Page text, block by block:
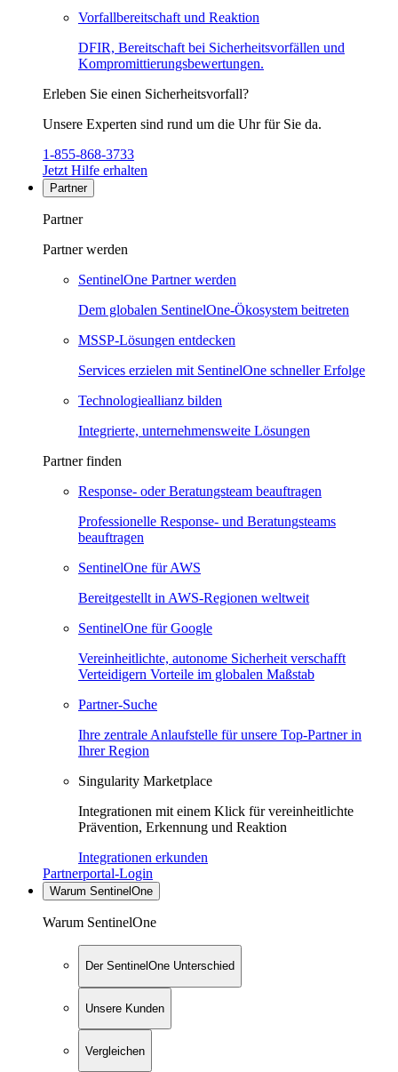
Vorfallbereitschaft und Reaktion
DFIR, Bereitschaft bei Sicherheitsvorfällen und
Kompromittierungsbewertungen.
Erleben Sie einen Sicherheitsvorfall?
Unsere Experten sind rund um die Uhr für Sie da.
1-855-868-3733
Jetzt Hilfe erhalten
Partner
Partner
Partner werden
SentinelOne Partner werden
Dem globalen SentinelOne-Ökosystem beitreten
MSSP-Lösungen entdecken
Services erzielen mit SentinelOne schneller Erfolge
Technologieallianz bilden
Integrierte, unternehmensweite Lösungen
Partner finden
Response- oder Beratungsteam beauftragen
Professionelle Response- und Beratungsteams
beauftragen
SentinelOne für AWS
Bereitgestellt in AWS-Regionen weltweit
SentinelOne für Google
Vereinheitlichte, autonome Sicherheit verschafft
Verteidigern Vorteile im globalen Maßstab
Partner-Suche
Ihre zentrale Anlaufstelle für unsere Top-Partner in
Ihrer Region
Singularity Marketplace
Integrationen mit einem Klick für vereinheitlichte
Prävention, Erkennung und Reaktion
Integrationen erkunden
Partnerportal-Login
Warum SentinelOne
Warum SentinelOne
Der SentinelOne Unterschied
Unsere Kunden
Vergleichen